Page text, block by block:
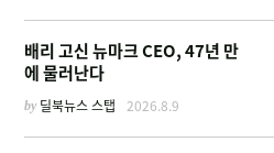
배리 고신 뉴마크 CEO, 47년 만
에 물러난다
by 딜북뉴스 스탭 2026.8.9